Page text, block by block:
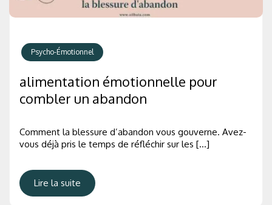
Psycho-Émotionnel
alimentation émotionnelle pour
combler un abandon
Comment la blessure d’abandon vous gouverne. Avez-
vous déjà pris le temps de réfléchir sur les […]
Lire la suite